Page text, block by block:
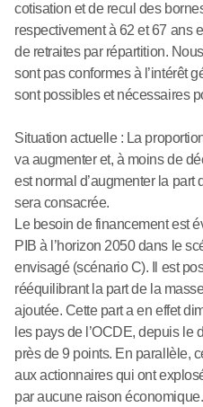
cotisation et de recul des
respectivement à 62 et 67 ans
de retraites par répartition.
sont pas conformes à l’intérêt
sont possibles et nécessaires
Situation actuelle : La
va augmenter et, à moins de
est normal d’augmenter la
sera consacrée.
Le besoin de financement est
PIB à l’horizon 2050 dans le
envisagé (scénario C). Il est
rééquilibrant la part de la
ajoutée. Cette part a en effet
les pays de l’OCDE, depuis le
près de 9 points. En parallèle,
aux actionnaires qui ont
par aucune raison économique.